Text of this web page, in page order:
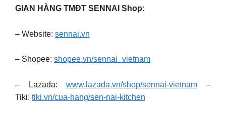
GIAN HÀNG TMĐT SENNAI Shop:
– Website: sennai.vn
– Shopee: shopee.vn/sennai_vietnam
– Lazada:www.lazada.vn/shop/sennai-vietnam –
Tiki: tiki.vn/cua-hang/sen-nai-kitchen